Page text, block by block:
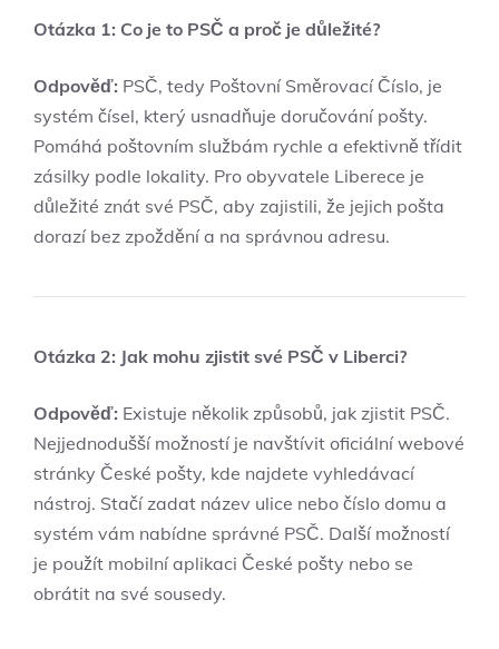
Otázka 1: Co je to PSČ a proč je důležité?
Odpověď: PSČ, tedy Poštovní Směrovací Číslo, je
systém čísel, který usnadňuje doručování pošty.
Pomáhá poštovním službám rychle a efektivně třídit
zásilky podle lokality. Pro obyvatele Liberece je
důležité znát své PSČ, aby zajistili, že jejich pošta
dorazí bez zpoždění a na správnou adresu.
Otázka 2: Jak mohu zjistit své PSČ v Liberci?
Odpověď: Existuje několik způsobů, jak zjistit PSČ.
Nejjednodušší možností je navštívit oficiální webové
stránky České pošty, kde najdete vyhledávací
nástroj. Stačí zadat název ulice nebo číslo domu a
systém vám nabídne správné PSČ. Další možností
je použít mobilní aplikaci České pošty nebo se
obrátit na své sousedy.